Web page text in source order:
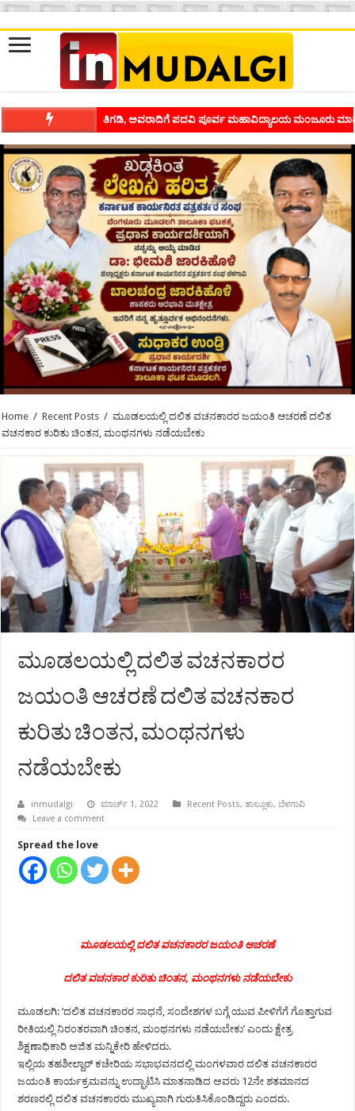
ಶಿವಾಪುರದಲ್ಲಿ ಕವಿಗೋಷ್ಠಿಯ ಸಂಭ್ರಮ ಭಾವನೆಗಳನ್ನು ಕಟ್ಟಿಕೊಡುವ
Home / Recent Posts / ಮೂಡಲಯಲ್ಲಿ ದಲಿತ ವಚನಕಾರರ ಜಯಂತಿ ಆಚರಣೆ ದಲಿತ
ವಚನಕಾರ ಕುರಿತು ಚಿಂತನ, ಮಂಥನಗಳು ನಡೆಯಬೇಕು
ಮೂಡಲಯಲ್ಲಿ ದಲಿತ ವಚನಕಾರರ
ಜಯಂತಿ ಆಚರಣೆ ದಲಿತ ವಚನಕಾರ
ಕುರಿತು ಚಿಂತನ, ಮಂಥನಗಳು
ನಡೆಯಬೇಕು
inmudalgi ಮಾರ್ಚ್ 1, 2022 Recent Posts,ತಾಲ್ಲೂಕು,ಬೆಳಗಾವಿ
Leave a comment
Spread the love
ಮೂಡಲಯಲ್ಲಿ ದಲಿತ ವಚನಕಾರರ ಜಯಂತಿ ಆಚರಣೆ
ದಲಿತ ವಚನಕಾರ ಕುರಿತು ಚಿಂತನ, ಮಂಥನಗಳು ನಡೆಯಬೇಕು
ಮೂಡಲಗಿ: ‘ದಲಿತ ವಚನಕಾರರ ಸಾಧನೆ, ಸಂದೇಶಗಳ ಬಗ್ಗೆ ಯುವ ಪೀಳಿಗೆಗೆ ಗೊತ್ತಾಗುವ
ರೀತಿಯಲ್ಲಿ ನಿರಂತರವಾಗಿ ಚಿಂತನ, ಮಂಥನಗಳು ನಡೆಯಬೇಕು’ ಎಂದು ಕ್ಷೇತ್ರ
ಶಿಕ್ಷಣಾಧಿಕಾರಿ ಅಜಿತ ಮನ್ನಿಕೇರಿ ಹೇಳಿದರು.
ಇಲ್ಲಿಯ ತಹಶೀಲ್ದಾರ್ ಕಚೇರಿಯ ಸಭಾಭವನದಲ್ಲಿ ಮಂಗಳವಾರ ದಲಿತ ವಚನಕಾರರ
ಜಯಂತಿ ಕಾರ್ಯಕ್ರಮವನ್ನು ಉದ್ಘಾಟಿಸಿ ಮಾತನಾಡಿದ ಅವರು 12ನೇ ಶತಮಾನದ
ಶರಣರಲ್ಲಿ ದಲಿತ ವಚನಕಾರರು ಮುಖ್ಯವಾಗಿ ಗುರುತಿಸಿಕೊಂಡಿದ್ದರು ಎಂದರು.